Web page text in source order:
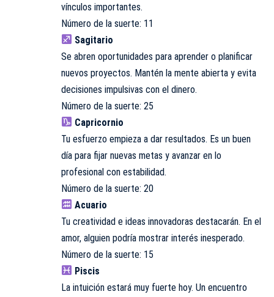
vínculos importantes.
Número de la suerte: 11
Sagitario
Se abren oportunidades para aprender o planificar
nuevos proyectos. Mantén la mente abierta y evita
decisiones impulsivas con el dinero.
Número de la suerte: 25
Capricornio
Tu esfuerzo empieza a dar resultados. Es un buen
día para fijar nuevas metas y avanzar en lo
profesional con estabilidad.
Número de la suerte: 20
Acuario
Tu creatividad e ideas innovadoras destacarán. En el
amor, alguien podría mostrar interés inesperado.
Número de la suerte: 15
Piscis
La intuición estará muy fuerte hoy. Un encuentro